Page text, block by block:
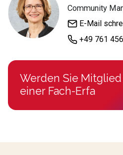
Community
E-Mail
+49 761
Werden Sie Mitglied
einer Fach-Erfa